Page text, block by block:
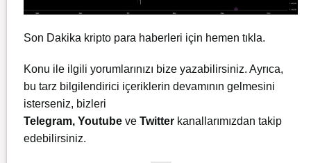
Son Dakika kripto para haberleri için hemen tıkla.
Konu ile ilgili yorumlarınızı bize yazabilirsiniz. Ayrıca,
bu tarz bilgilendirici içeriklerin devamının gelmesini
isterseniz, bizleri
Telegram, Youtube ve Twitter kanallarımızdan takip
edebilirsiniz.